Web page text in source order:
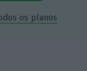
os planos